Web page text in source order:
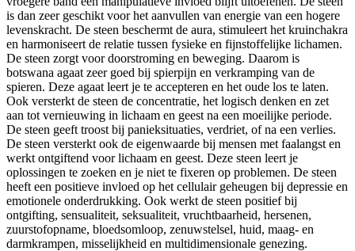
is dan zeer geschikt voor het aanvullen van energie van een hogere
levenskracht. De steen beschermt de aura, stimuleert het kruinchakra
en harmoniseert de relatie tussen fysieke en fijnstoffelijke lichamen.
De steen zorgt voor doorstroming en beweging. Daarom is
botswana agaat zeer goed bij spierpijn en verkramping van de
spieren. Deze agaat leert je te accepteren en het oude los te laten.
Ook versterkt de steen de concentratie, het logisch denken en zet
aan tot vernieuwing in lichaam en geest na een moeilijke periode.
De steen geeft troost bij panieksituaties, verdriet, of na een verlies.
De steen versterkt ook de eigenwaarde bij mensen met faalangst en
werkt ontgiftend voor lichaam en geest. Deze steen leert je
oplossingen te zoeken en je niet te fixeren op problemen. De steen
heeft een positieve invloed op het cellulair geheugen bij depressie en
emotionele onderdrukking. Ook werkt de steen positief bij
ontgifting, sensualiteit, seksualiteit, vruchtbaarheid, hersenen,
zuurstofopname, bloedsomloop, zenuwstelsel, huid, maag- en
darmkrampen, misselijkheid en multidimensionale genezing.